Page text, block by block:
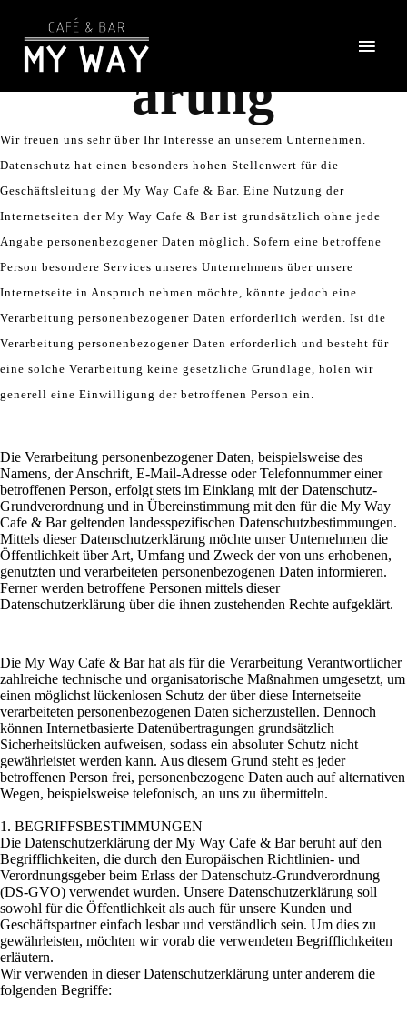
Datenschutzerkl
ärung
Wir freuen uns sehr über Ihr Interesse an unserem Unternehmen.
Datenschutz hat einen besonders hohen Stellenwert für die
Geschäftsleitung der My Way Cafe & Bar. Eine Nutzung der
Internetseiten der My Way Cafe & Bar ist grundsätzlich ohne jede
Angabe personenbezogener Daten möglich. Sofern eine betroffene
Person besondere Services unseres Unternehmens über unsere
Internetseite in Anspruch nehmen möchte, könnte jedoch eine
Verarbeitung personenbezogener Daten erforderlich werden. Ist die
Verarbeitung personenbezogener Daten erforderlich und besteht für
eine solche Verarbeitung keine gesetzliche Grundlage, holen wir
generell eine Einwilligung der betroffenen Person ein.
Die Verarbeitung personenbezogener Daten, beispielsweise des
Namens, der Anschrift, E-Mail-Adresse oder Telefonnummer einer
betroffenen Person, erfolgt stets im Einklang mit der Datenschutz-
Grundverordnung und in Übereinstimmung mit den für die My Way
Cafe & Bar geltenden landesspezifischen Datenschutzbestimmungen.
Mittels dieser Datenschutzerklärung möchte unser Unternehmen die
Öffentlichkeit über Art, Umfang und Zweck der von uns erhobenen,
genutzten und verarbeiteten personenbezogenen Daten informieren.
Ferner werden betroffene Personen mittels dieser
Datenschutzerklärung über die ihnen zustehenden Rechte aufgeklärt.
Die My Way Cafe & Bar hat als für die Verarbeitung Verantwortlicher
zahlreiche technische und organisatorische Maßnahmen umgesetzt, um
einen möglichst lückenlosen Schutz der über diese Internetseite
verarbeiteten personenbezogenen Daten sicherzustellen. Dennoch
können Internetbasierte Datenübertragungen grundsätzlich
Sicherheitslücken aufweisen, sodass ein absoluter Schutz nicht
gewährleistet werden kann. Aus diesem Grund steht es jeder
betroffenen Person frei, personenbezogene Daten auch auf alternativen
Wegen, beispielsweise telefonisch, an uns zu übermitteln.
1. BEGRIFFSBESTIMMUNGEN
Die Datenschutzerklärung der My Way Cafe & Bar beruht auf den
Begrifflichkeiten, die durch den Europäischen Richtlinien- und
Verordnungsgeber beim Erlass der Datenschutz-Grundverordnung
(DS-GVO) verwendet wurden. Unsere Datenschutzerklärung soll
sowohl für die Öffentlichkeit als auch für unsere Kunden und
Geschäftspartner einfach lesbar und verständlich sein. Um dies zu
gewährleisten, möchten wir vorab die verwendeten Begrifflichkeiten
erläutern.
Wir verwenden in dieser Datenschutzerklärung unter anderem die
folgenden Begriffe: